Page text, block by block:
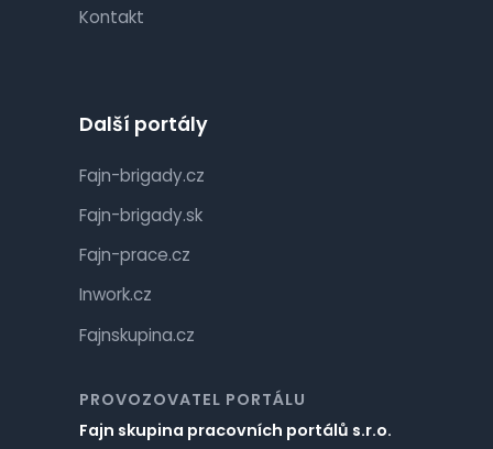
Kontakt
Další portály
Fajn-brigady.cz
Fajn-brigady.sk
Fajn-prace.cz
Inwork.cz
Fajnskupina.cz
PROVOZOVATEL PORTÁLU
Fajn skupina pracovních portálů s.r.o.